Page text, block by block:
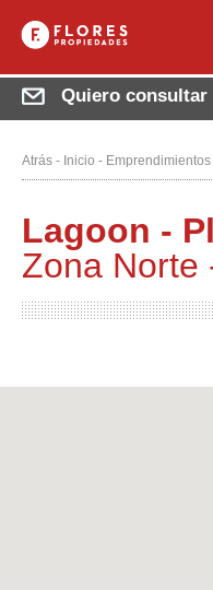
Quiero
Atrás - Inicio - Emprendimientos
Lagoon -
Zona Norte